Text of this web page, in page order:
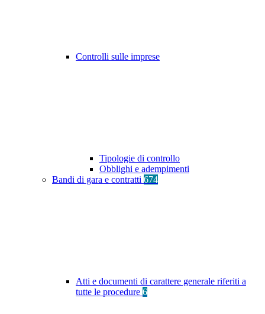
Controlli sulle imprese
Tipologie di controllo
Obblighi e adempimenti
Bandi di gara e contratti 674
Atti e documenti di carattere generale riferiti a
tutte le procedure 6